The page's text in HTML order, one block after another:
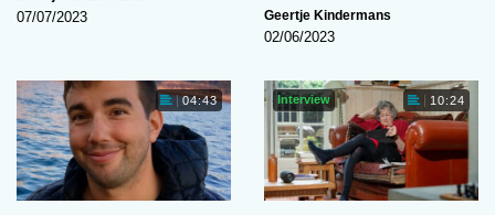
07/07/2023
Geertje Kindermans
02/06/2023
04:43 Interview 10:24